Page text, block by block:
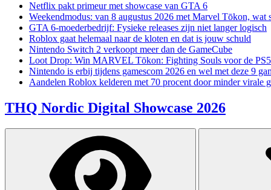
Netflix pakt primeur met showcase van GTA 6
Weekendmodus: van 8 augustus 2026 met Marvel Tōkon, wat
GTA 6-moederbedrijf: Fysieke releases zijn niet langer logisch
Roblox gaat helemaal naar de kloten en dat is jouw schuld
Nintendo Switch 2 verkoopt meer dan de GameCube
Loot Drop: Win MARVEL Tōkon: Fighting Souls voor de PS5
Nintendo is erbij tijdens gamescom 2026 en wel met deze 9
Aandelen Roblox kelderen met 70 procent door minder virale
THQ Nordic Digital Showcase 2026